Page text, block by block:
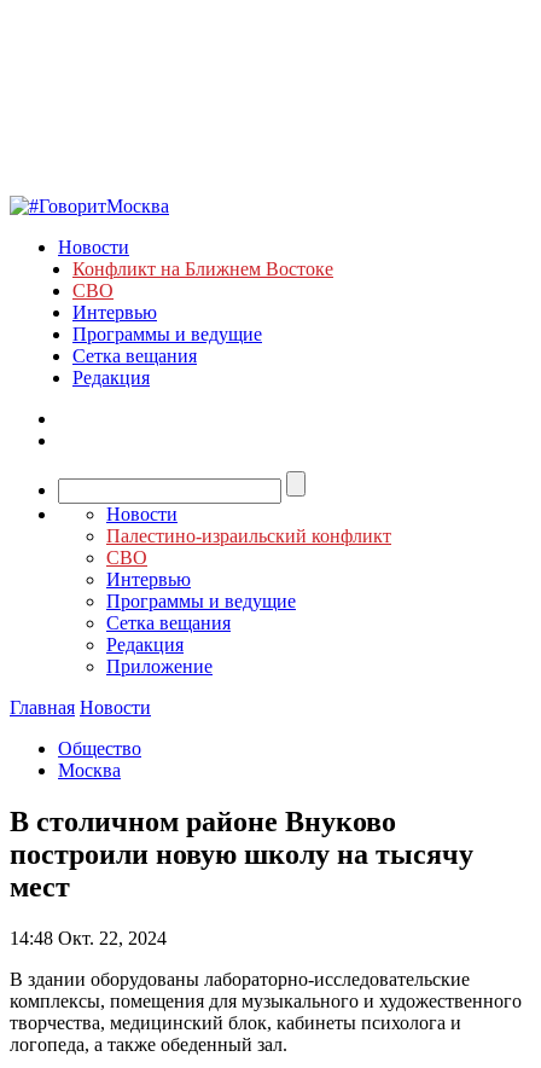
Новости
Конфликт на Ближнем Востоке
СВО
Интервью
Программы и ведущие
Сетка вещания
Редакция
Новости
Палестино-израильский конфликт
СВО
Интервью
Программы и ведущие
Сетка вещания
Редакция
Приложение
Главная Новости
Общество
Москва
В столичном районе Внуково
построили новую школу на тысячу
мест
14:48 Окт. 22, 2024
В здании оборудованы лабораторно-исследовательские
комплексы, помещения для музыкального и художественного
творчества, медицинский блок, кабинеты психолога и
логопеда, а также обеденный зал.